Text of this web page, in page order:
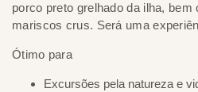
porco preto grelhado da ilha,
mariscos crus. Será uma
Ótimo para
Excursões pela natureza e